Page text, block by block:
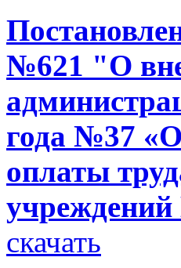
№621 "О
года №37
оплаты
учреждений
скачать